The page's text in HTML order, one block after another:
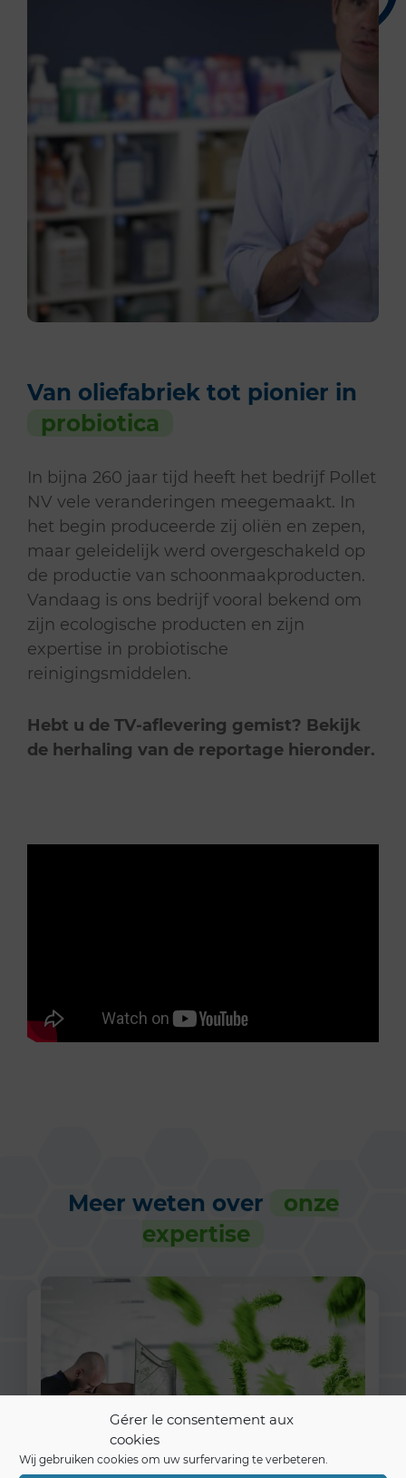
Gérer le consentement aux
cookies
Wij gebruiken cookies om uw surfervaring te verbeteren.
Van oliefabriek tot pionier in
probiotica
In bijna 260 jaar tijd heeft het bedrijf Pollet
NV vele veranderingen meegemaakt. In
het begin produceerde zij oliën en zepen,
maar geleidelijk werd overgeschakeld op
de productie van schoonmaakproducten.
Vandaag is ons bedrijf vooral bekend om
zijn ecologische producten en zijn
expertise in probiotische
reinigingsmiddelen.
Hebt u de TV-aflevering gemist? Bekijk
de herhaling van de reportage hieronder.
Meer weten over
onze
expertise